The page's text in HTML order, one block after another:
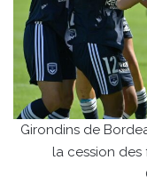
Girondins de
la cession des